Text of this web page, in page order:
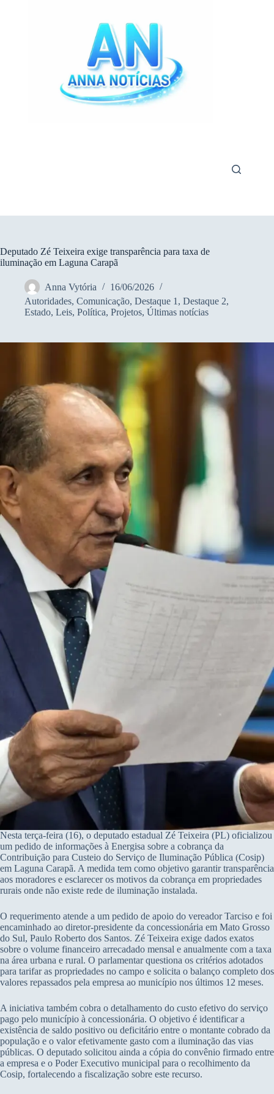
Deputado Zé Teixeira exige transparência para taxa de
iluminação em Laguna Carapã
Anna Vytória
16/06/2026
Autoridades, Comunicação, Destaque 1 , Destaque 2,
Estado, Leis, Política, Projetos, Últimas notícias
Nesta terça-feira (16), o deputado estadual Zé Teixeira (PL) oficializou
um pedido de informações à Energisa sobre a cobrança da
Contribuição para Custeio do Serviço de Iluminação Pública (Cosip)
em Laguna Carapã. A medida tem como objetivo garantir transparência
aos moradores e esclarecer os motivos da cobrança em propriedades
rurais onde não existe rede de iluminação instalada.
O requerimento atende a um pedido de apoio do vereador Tarciso e foi
encaminhado ao diretor-presidente da concessionária em Mato Grosso
do Sul, Paulo Roberto dos Santos. Zé Teixeira exige dados exatos
sobre o volume financeiro arrecadado mensal e anualmente com a taxa
na área urbana e rural. O parlamentar questiona os critérios adotados
para tarifar as propriedades no campo e solicita o balanço completo dos
valores repassados pela empresa ao município nos últimos 12 meses.
A iniciativa também cobra o detalhamento do custo efetivo do serviço
pago pelo município à concessionária. O objetivo é identificar a
existência de saldo positivo ou deficitário entre o montante cobrado da
população e o valor efetivamente gasto com a iluminação das vias
públicas. O deputado solicitou ainda a cópia do convênio firmado entre
a empresa e o Poder Executivo municipal para o recolhimento da
Cosip, fortalecendo a fiscalização sobre este recurso.